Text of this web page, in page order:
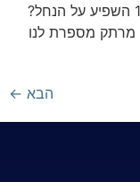
נמצא שם במהלך הפרוייקט? האם כביש 16 השפיע על הנחל?
מרתק מספרת לנו
הבא ←